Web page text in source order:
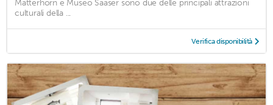
Matterhorn e Museo Saaser sono due delle principali attrazioni
culturali della ...
Verifica disponibilità